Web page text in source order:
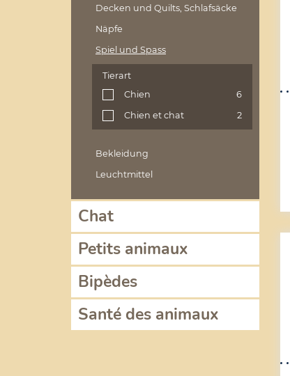
Decken und Quilts, Schlafsäcke
Näpfe
Spiel und Spass
Tierart
Chien
6
Chien et chat
2
Bekleidung
Leuchtmittel
Chat
Petits animaux
Bipèdes
Santé des animaux